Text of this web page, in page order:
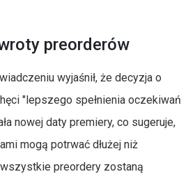
preorderów
wyjaśnił, że decyzja o
"lepszego spełnienia oczekiwań
nowej daty premiery, co sugeruje,
mogą potrwać dłużej niż
wszystkie preordery zostaną